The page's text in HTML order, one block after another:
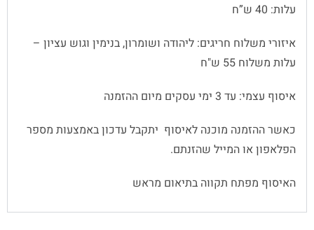
עלות: 40 ש”ח
איזורי משלוח חריגים: ליהודה ושומרון, בנימין וגוש עציון –
עלות משלוח 55 ש"ח
איסוף עצמי: עד 3 ימי עסקים מיום ההזמנה
כאשר ההזמנה מוכנה לאיסוף יתקבל עדכון באמצעות מספר
הפלאפון או המייל שהזנתם.
האיסוף מפתח תקווה בתיאום מראש